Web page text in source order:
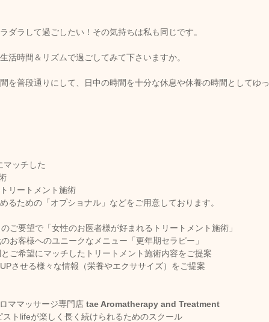
ダラして過ごしたい！その気持ちは私も同じです。
活時間＆リズムで過ごしてみて下さいますか。
を普段通りにして、日中の時間を十分な休息や休養の時間としてゆっ
マッチした
リートメント施術
るための「オプショナル」などをご用意しております。
ご要望で「女性のお医者様が好まれるトリートメント施術」
お客様へのユニークなメニュー「更年期セラピー」
ご希望にマッチしたトリートメント施術内容をご提案
させる様々な情報（栄養やエクササイズ）をご提案
ママッサージ専門店 tae Aromatherapy and Treatment
ストlifeが楽しく長く続けられるためのスクール